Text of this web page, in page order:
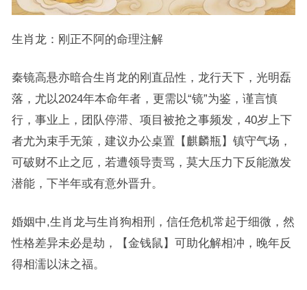
生肖龙：刚正不阿的命理注解
秦镜高悬亦暗合生肖龙的刚直品性，龙行天下，光明磊
落，尤以2024年本命年者，更需以“镜”为鉴，谨言慎
行，事业上，团队停滞、项目被抢之事频发，40岁上下
者尤为束手无策，建议办公桌置【麒麟瓶】镇守气场，
可破财不止之厄，若遭领导责骂，莫大压力下反能激发
潜能，下半年或有意外晋升。
婚姻中,生肖龙与生肖狗相刑，信任危机常起于细微，然
性格差异未必是劫，【金钱鼠】可助化解相冲，晚年反
得相濡以沫之福。